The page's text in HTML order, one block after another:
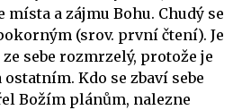
a zájmu Bohu. Chudý se
(srov. první čtení). Je
sebe rozmrzelý, protože je
Kdo se zbaví sebe
Božím plánům, nalezne